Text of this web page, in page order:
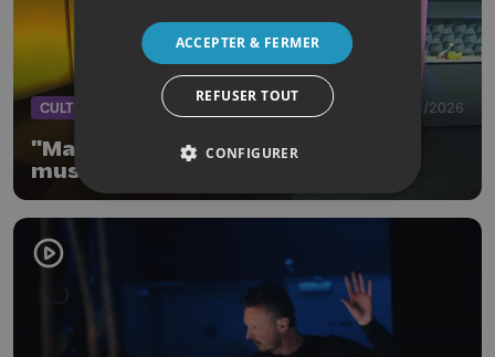
CULTURE 12/04/2026
"Mange" la nouvelle comédie
musicale de la Cie du Moderne
ACCEPTER & FERMER
REFUSER TOUT
CONFIGURER